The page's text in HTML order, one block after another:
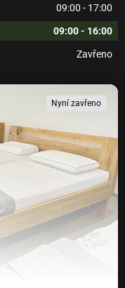
09:00 - 17:00
09:00 - 16:00
Zavřeno
Nyní zavřeno